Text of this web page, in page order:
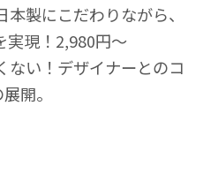
製にこだわりながら、
実現！2,980円～
ない！デザイナーとのコ
開。